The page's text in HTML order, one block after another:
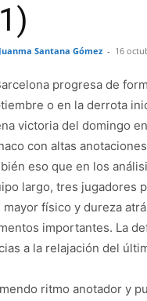
Juanma Santana Gómez - 16
progresa de
o en la derrota
victoria del domingo
con altas
eso que en los
largo, tres jugadores
mayor físico y dureza
importantes. La
a la relajación del
ritmo anotador y